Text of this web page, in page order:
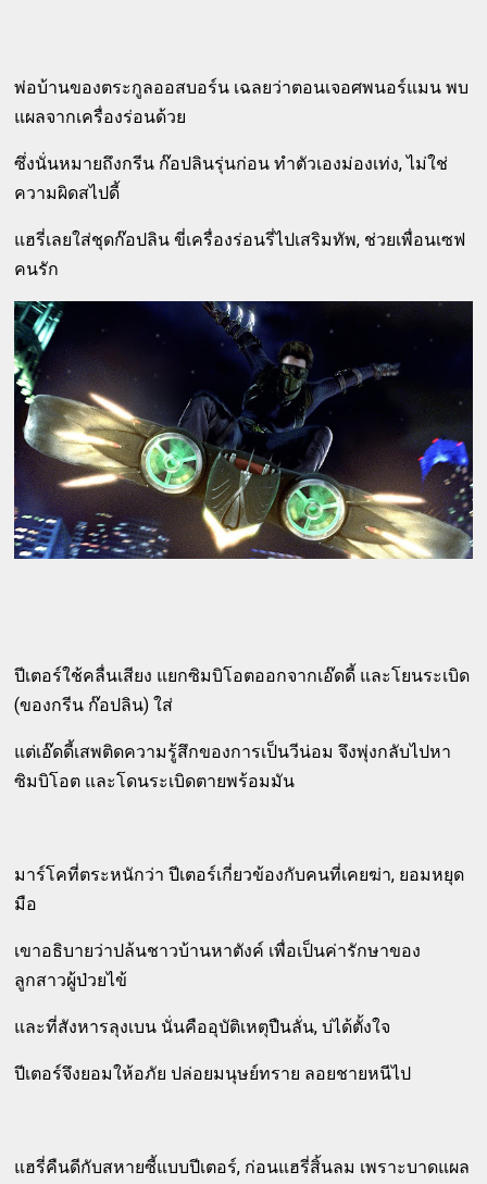
พ่อบ้านของตระกูลออสบอร์น เฉลยว่าตอนเจอศพนอร์แมน พบ
แผลจากเครื่องร่อนด้วย
ซึ่งนั่นหมายถึงกรีน ก๊อปลินรุ่นก่อน ทำตัวเองม่องเท่ง, ไม่ใช่
ความผิดสไปดี้
แฮรี่เลยใส่ชุดก๊อปลิน ขี่เครื่องร่อนรี่ไปเสริมทัพ, ช่วยเพื่อนเซฟ
คนรัก
ปีเตอร์ใช้คลื่นเสียง แยกซิมบิโอตออกจากเอ๊ดดี้ และโยนระเบิด
(ของกรีน ก๊อปลิน) ใส่
แต่เอ๊ดดี้เสพติดความรู้สึกของการเป็นวีน่อม จึงพุ่งกลับไปหา
ซิมบิโอต และโดนระเบิดตายพร้อมมัน
มาร์โคที่ตระหนักว่า ปีเตอร์เกี่ยวข้องกับคนที่เคยฆ่า, ยอมหยุด
มือ
เขาอธิบายว่าปล้นชาวบ้านหาตังค์ เพื่อเป็นค่ารักษาของ
ลูกสาวผู้ป่วยไข้
และที่สังหารลุงเบน นั่นคืออุบัติเหตุปืนลั่น, บ่ได้ตั้งใจ
ปีเตอร์จึงยอมให้อภัย ปล่อยมนุษย์ทราย ลอยชายหนีไป
แฮรี่คืนดีกับสหายซี้แบบปีเตอร์, ก่อนแฮรี่สิ้นลม เพราะบาดแผล